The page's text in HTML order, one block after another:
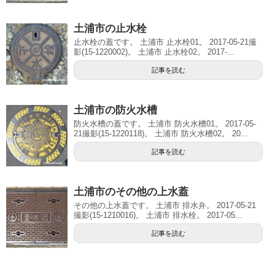
土浦市の止水栓
止水栓の蓋です。 土浦市 止水栓01。 2017-05-21撮
影(15-1220002)。 土浦市 止水栓02。 2017-...
記事を読む
土浦市の防火水槽
防火水槽の蓋です。 土浦市 防火水槽01。 2017-05-
21撮影(15-1220118)。 土浦市 防火水槽02。 20...
記事を読む
土浦市のその他の上水蓋
その他の上水蓋です。 土浦市 排水弁。 2017-05-21
撮影(15-1210016)。 土浦市 排水栓。 2017-05...
記事を読む